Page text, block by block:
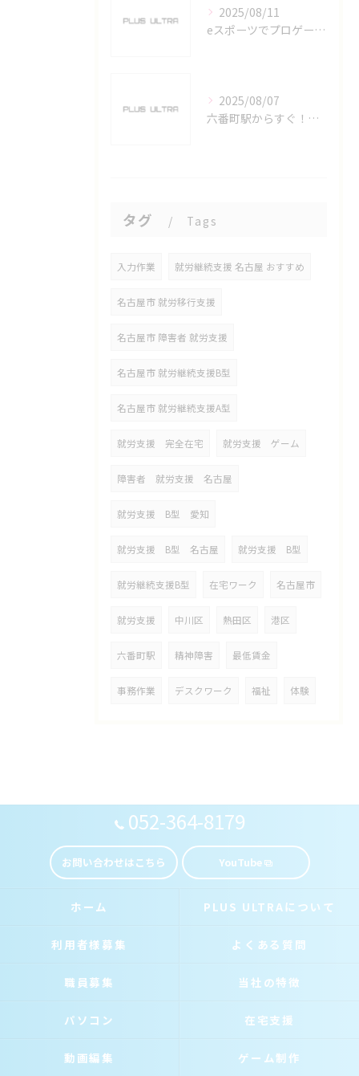
2025/08/11
eスポーツでプロゲーマーを目指す愛知県名古屋市の最新キャリアガイド
2025/08/07
六番町駅からすぐ！名古屋のeスポーツ施設で快適なプレイ環境を確保
タグ Tags
入力作業 就労継続支援 名古屋 おすすめ
名古屋市 就労移行支援
名古屋市 障害者 就労支援
名古屋市 就労継続支援B型
名古屋市 就労継続支援A型
就労支援 完全在宅 就労支援 ゲーム
障害者 就労支援 名古屋
就労支援 B型 愛知
就労支援 B型 名古屋 就労支援 B型
就労継続支援B型 在宅ワーク 名古屋市
就労支援 中川区 熱田区 港区
六番町駅 精神障害 最低賃金
事務作業 デスクワーク 福祉 体験
052-364-8179
お問い合わせはこちら YouTube
ホーム PLUS ULTRAについて
利用者様募集 よくある質問
職員募集 当社の特徴
パソコン 在宅支援
動画編集 ゲーム制作